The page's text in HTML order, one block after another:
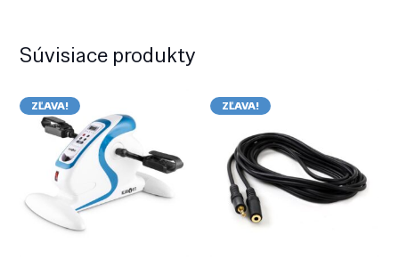
Súvisiace produkty
ZĽAVA! ZĽAVA!